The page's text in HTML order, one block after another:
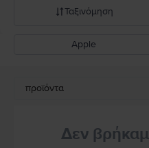
Ταξινόμηση
Σύσταση Flip
Apple
προϊόντα
Δεν